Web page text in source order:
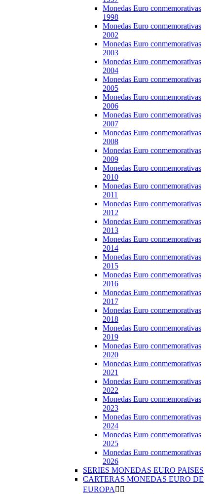
Monedas Euro conmemorativas
1998
Monedas Euro conmemorativas
2002
Monedas Euro conmemorativas
2003
Monedas Euro conmemorativas
2004
Monedas Euro conmemorativas
2005
Monedas Euro conmemorativas
2006
Monedas Euro conmemorativas
2007
Monedas Euro conmemorativas
2008
Monedas Euro conmemorativas
2009
Monedas Euro conmemorativas
2010
Monedas Euro conmemorativas
2011
Monedas Euro conmemorativas
2012
Monedas Euro conmemorativas
2013
Monedas Euro conmemorativas
2014
Monedas Euro conmemorativas
2015
Monedas Euro conmemorativas
2016
Monedas Euro conmemorativas
2017
Monedas Euro conmemorativas
2018
Monedas Euro conmemorativas
2019
Monedas Euro conmemorativas
2020
Monedas Euro conmemorativas
2021
Monedas Euro conmemorativas
2022
Monedas Euro conmemorativas
2023
Monedas Euro conmemorativas
2024
Monedas Euro conmemorativas
2025
Monedas Euro conmemorativas
2026
SERIES MONEDAS EURO PAISES
CARTERAS MONEDAS EURO DE
EUROPA  